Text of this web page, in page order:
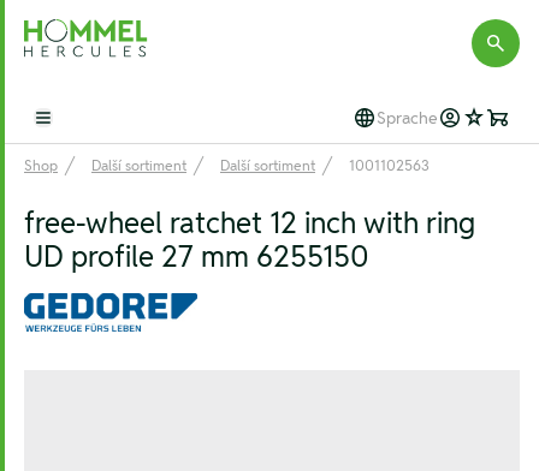
Hommel Hercules
Open main menu Sprache
Shop Další sortiment Další sortiment 1001102563
free-wheel ratchet 12 inch with ring
UD profile 27 mm 6255150